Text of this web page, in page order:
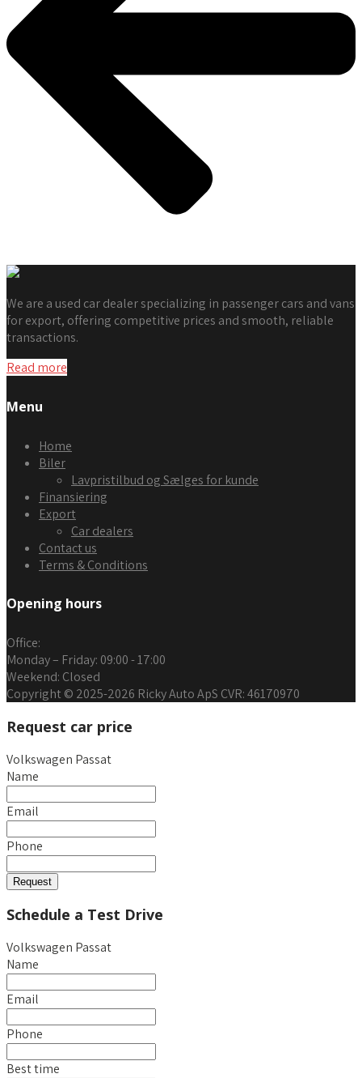
We are a used car dealer specializing in passenger cars and vans
for export, offering competitive prices and smooth, reliable
transactions.
Read more
Menu
Home
Biler
Lavpristilbud og Sælges for kunde
Finansiering
Export
Car dealers
Contact us
Terms & Conditions
Opening hours
Office:
Monday – Friday: 09:00 - 17:00
Weekend: Closed
Copyright © 2025-2026 Ricky Auto ApS CVR: 46170970
Request car price
Volkswagen Passat
Name
Email
Phone
Request
Schedule a Test Drive
Volkswagen Passat
Name
Email
Phone
Best time